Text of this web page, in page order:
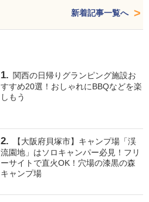
新着記事一覧へ
関西の日帰りグランピング施設お
すすめ20選！おしゃれにBBQなどを楽
しもう
【大阪府貝塚市】キャンプ場「渓
流園地」はソロキャンパー必見！フリ
ーサイトで直火OK！穴場の漆黒の森
キャンプ場